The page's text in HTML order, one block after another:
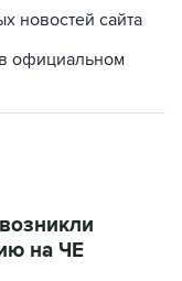
официальном
на ЧЕ